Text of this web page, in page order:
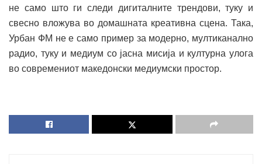
не само што ги следи дигиталните трендови, туку и
свесно вложува во домашната креативна сцена. Така,
Урбан ФМ не е само пример за модерно, мултиканално
радио, туку и медиум со јасна мисија и културна улога
во современиот македонски медиумски простор.